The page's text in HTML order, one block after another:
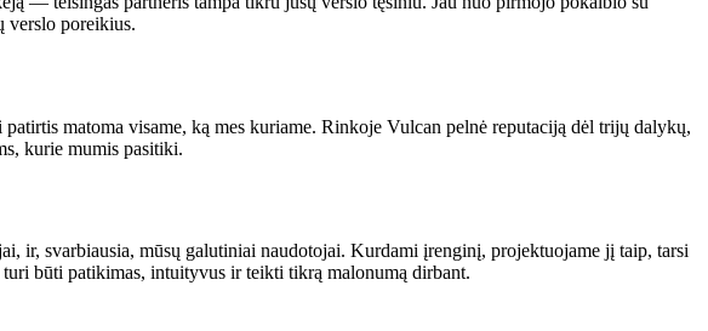
verslo poreikius.
matoma visame, ką mes kuriame. Rinkoje Vulcan pelnė reputaciją dėl trijų dalykų,
kurie mumis pasitiki.
ir, svarbiausia, mūsų galutiniai naudotojai. Kurdami įrenginį, projektuojame jį taip, tarsi
būti patikimas, intuityvus ir teikti tikrą malonumą dirbant.